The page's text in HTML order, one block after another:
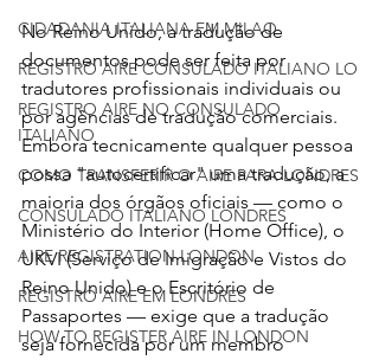
CIDADANIA ITALIANA EM MILAO
REGISTRO AIRE CONSULADO ITALIANO LO
REGISTRO AIRE NO CONSULADO
ITALIANO
COMO TRANSFERIR O AIRE PARA LONDRES
CONSULADO ITALIANO LONDRES
AIRE REGISTRATION LONDON
REGISTRO AIRE EM LONDRES
HOW TO REGISTER AIRE IN LONDON
No Reino Unido, a tradução de
documentos pode ser feita por
tradutores profissionais individuais ou
por agências de tradução comerciais.
Embora tecnicamente qualquer pessoa
possa "autocertificar" uma tradução, a
maioria dos órgãos oficiais — como o
Ministério do Interior (Home Office), o
UKVI (Serviço de Imigração e Vistos do
Reino Unido) e o Escritório de
Passaportes — exige que a tradução
seja fornecida por um membro